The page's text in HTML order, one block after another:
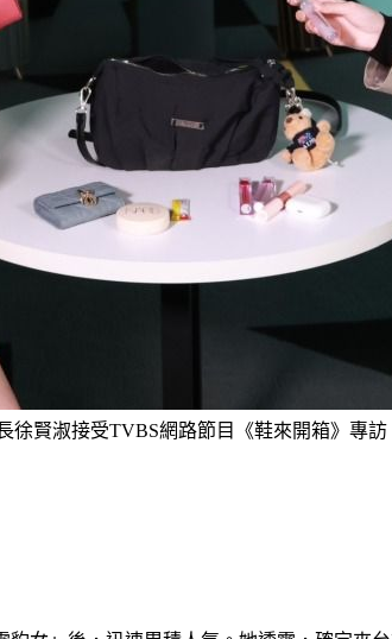
徐賢淑接受TVBS網路節目《鞋來開箱》專訪